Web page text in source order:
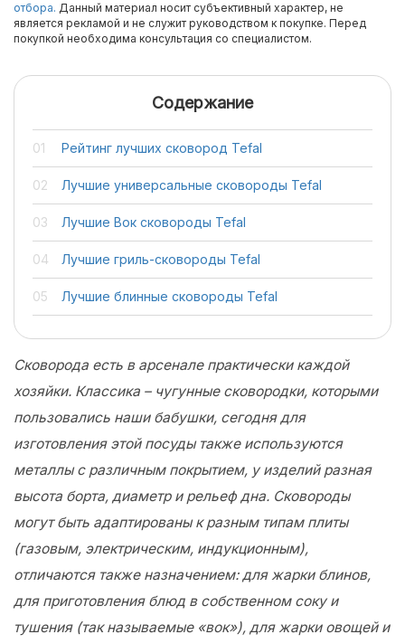
отбора. Данный материал носит субъективный характер, не
является рекламой и не служит руководством к покупке. Перед
покупкой необходима консультация со специалистом.
Содержание
Рейтинг лучших сковород Tefal
Лучшие универсальные сковороды Tefal
Лучшие Вок сковороды Tefal
Лучшие гриль-сковороды Tefal
Лучшие блинные сковороды Tefal
Сковорода есть в арсенале практически каждой
хозяйки. Классика – чугунные сковородки, которыми
пользовались наши бабушки, сегодня для
изготовления этой посуды также используются
металлы с различным покрытием, у изделий разная
высота борта, диаметр и рельеф дна. Сковороды
могут быть адаптированы к разным типам плиты
(газовым, электрическим, индукционным),
отличаются также назначением: для жарки блинов,
для приготовления блюд в собственном соку и
тушения (так называемые «вок»), для жарки овощей и